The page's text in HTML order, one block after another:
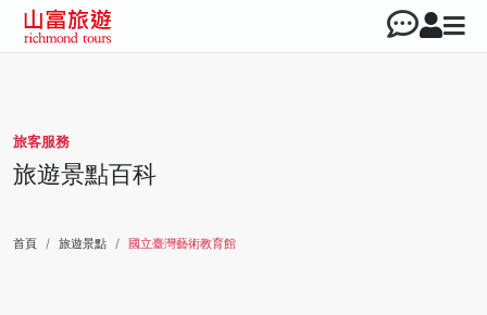
旅客服務
旅遊景點百科
首頁 旅遊景點 國立臺灣藝術教育館